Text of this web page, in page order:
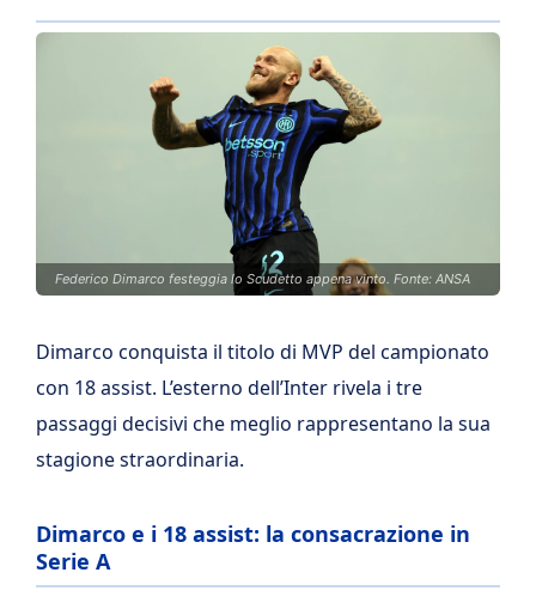
Federico Dimarco festeggia lo Scudetto appena vinto. Fonte: ANSA
Dimarco conquista il titolo di MVP del campionato
con 18 assist. L’esterno dell’Inter rivela i tre
passaggi decisivi che meglio rappresentano la sua
stagione straordinaria.
Dimarco e i 18 assist: la consacrazione in
Serie A